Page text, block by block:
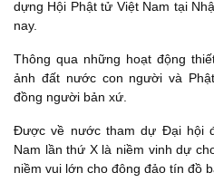
dựng Hội Phật tử Việt Nam tại
nay.
Thông qua những hoạt động
ảnh đất nước con người và
đồng người bản xứ.
Được về nước tham dự Đại hội
Nam lần thứ X là niềm vinh dự
niềm vui lớn cho đông đảo tín đồ